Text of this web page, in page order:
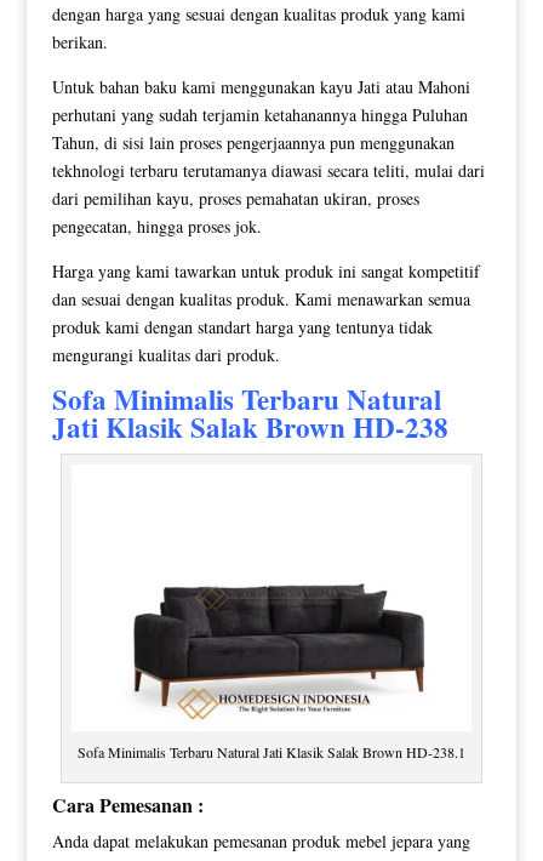
dengan harga yang sesuai dengan kualitas produk yang kami
berikan.
Untuk bahan baku kami menggunakan kayu Jati atau Mahoni
perhutani yang sudah terjamin ketahanannya hingga Puluhan
Tahun, di sisi lain proses pengerjaannya pun menggunakan
tekhnologi terbaru terutamanya diawasi secara teliti, mulai dari
dari pemilihan kayu, proses pemahatan ukiran, proses
pengecatan, hingga proses jok.
Harga yang kami tawarkan untuk produk ini sangat kompetitif
dan sesuai dengan kualitas produk. Kami menawarkan semua
produk kami dengan standart harga yang tentunya tidak
mengurangi kualitas dari produk.
Sofa MinimalisTerbaru Natural
Jati Klasik Salak Brown HD-238
Sofa Minimalis Terbaru Natural Jati Klasik Salak Brown HD-238.1
Cara Pemesanan :
Anda dapat melakukan pemesanan produk mebel jepara yang